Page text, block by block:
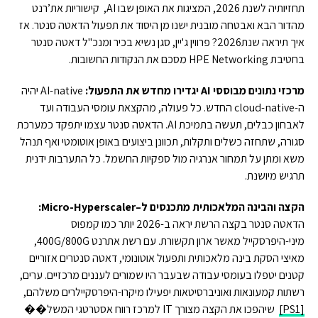
תחזיותיה לשנת 2026, המציגות את האופן שבו AI, קישוריות את’רנט
מהדור הבא ואבטחה מובנית ישנו מן היסוד את תפעול הדאטה סנטר. אז
איך תיראה שנת2026? פרווין ג'יין, סגן נשיא בכיר ומנכ"ל דאטה סנטר
בחטיבת HPE Networking מסכם את הנקודות החשובות.
מרכזי נתונים מבוססי AI יגדירומחדש את התפעול:
AI-native יהיה
ה-cloud-native החדש. כל פעולה, מהקצאת עומסי העבודה ועד
לאבחון כבלים, תעשה בתמיכת AI. הדאטה סנטר עצמו יתפקד כמערכת
סגורה, שתחזה כשלים ותקלות, תכוונן ביצועים באופן אוטומטי ואף תנהל
משא ומתן על תמחור אנרגיה מול ספקיות החשמל. כל התערבות ידנית
תרגיש מיושנת.
הקצה והבינה המלאכותית מתכנסים ל–
Micro-Hyperscaler
:
הדאטה סנטר בקצה הרשת יראה ב-2026 יותר כמו קמפוס
מיני-היפרסקייל מאשר ארון תקשורת. עם רשת אתרנט 400G/800G,
מאיצי הסקת בינה מלאכותית ותפעול אוטונומי, דאטה סנטרים אזוריים
קטנים יטפלו בעומסי עבודה שבעבר היו שמורים לעננים מרכזיים. ערים,
רשתות קמעונאות ואוניברסיטאות יפעילו מיקרו-היפרסקיילרים משלהם,
[PS1]
שיהפכו את הקצה מצורך IT למרכז רווח אסטרטגי המשל��